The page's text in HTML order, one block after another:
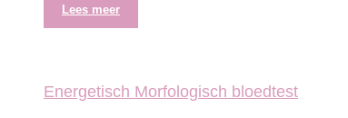
Lees meer
Energetisch Morfologisch bloedtest